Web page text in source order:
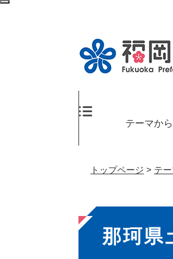
ペ
テーマか
トップページ > テ
本
文
那珂県